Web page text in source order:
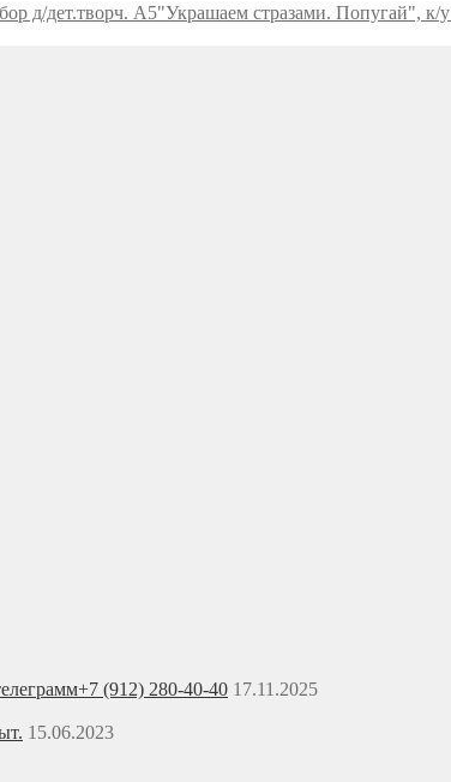
д/дет.творч. А5"Украшаем стразами. Попугай", к/у
(912) 280-40-40 17.11.2025
15.06.2023